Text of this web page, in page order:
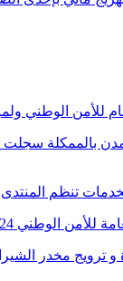
للأمن الوطني
تنظم
للأمن الوطني 2024
مخدر